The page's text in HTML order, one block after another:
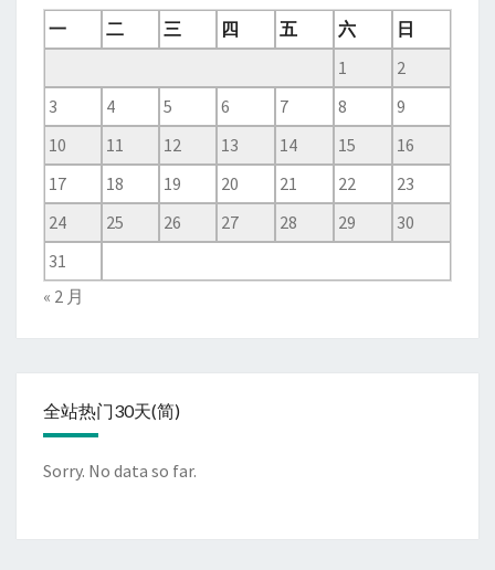
一 二 三 四 五 六
日
1
2
3
4 5 6 7 8
9
10
11 12 13 14 15
16
17
18 19 20 21 22
23
24
25 26 27 28 29
30
31
« 2 月
全站热门30天(简)
Sorry. No data so far.